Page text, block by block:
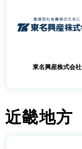
東名興産株式会社
近畿地方